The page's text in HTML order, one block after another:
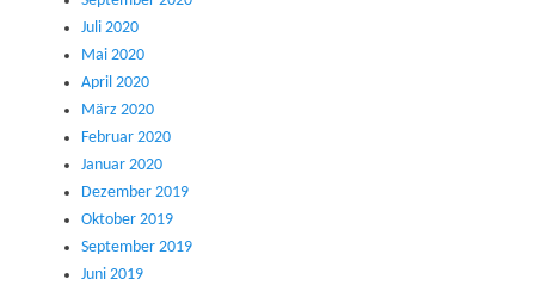
Juli 2020
Mai 2020
April 2020
März 2020
Februar 2020
Januar 2020
Dezember 2019
Oktober 2019
September 2019
Juni 2019